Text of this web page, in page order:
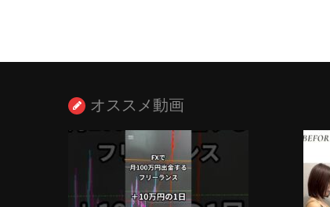
オススメ動画